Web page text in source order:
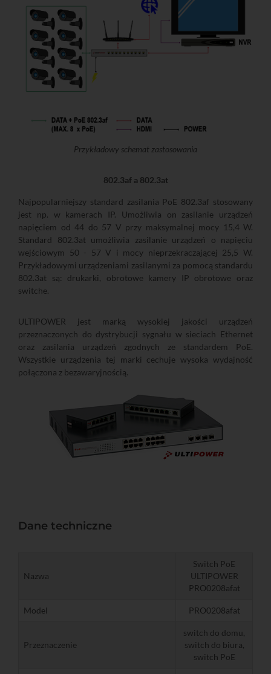
Przykładowy schemat zastosowania
802.3af a 802.3at
Najpopularniejszy standard zasilania PoE 802.3af stosowany
jest np. w kamerach IP. Umożliwia on zasilanie urządzeń
napięciem od 44 do 57 V przy maksymalnej mocy 15,4 W.
Standard 802.3at umożliwia zasilanie urządzeń o napięciu
wejściowym 50 - 57 V i mocy nieprzekraczającej 25,5 W.
Przykładowymi urządzeniami zasilanymi za pomocą standardu
802.3at są: drukarki, obrotowe kamery IP obrotowe oraz
switche.
ULTIPOWER jest marką wysokiej jakości urządzeń
przeznaczonych do dystrybucji sygnału w sieciach Ethernet
oraz zasilania urządzeń zgodnych ze standardem PoE.
Wszystkie urządzenia tej marki cechuje wysoka wydajność
połączona z bezawaryjnością.
Dane techniczne
Nazwa
Switch PoE
ULTIPOWER
PRO0208afat
Model PRO0208afat
Przeznaczenie
switch do domu,
switch do biura,
switch PoE